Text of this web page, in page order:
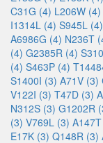
C31G (4) L206W (4)
I1314L (4) S945L (4)
A6986G (4) N236T
(4) G2385R (4)
(4) S463P (4)
S1400I (3) A71V (3)
V122I (3) T47D (3)
N312S (3) G1202R
(3) V769L (3)
E17K (3) Q148R (3)